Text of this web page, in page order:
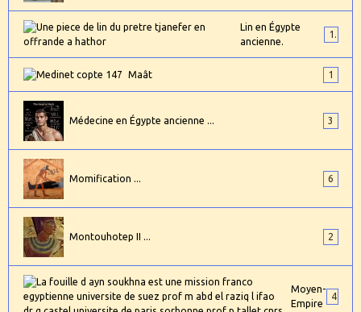
Lin en Égypte
ancienne.
Maât 1
Médecine en Égypte ancienne ... 3
Momification ... 6
Montouhotep II ... 2
Moyen-
Empire